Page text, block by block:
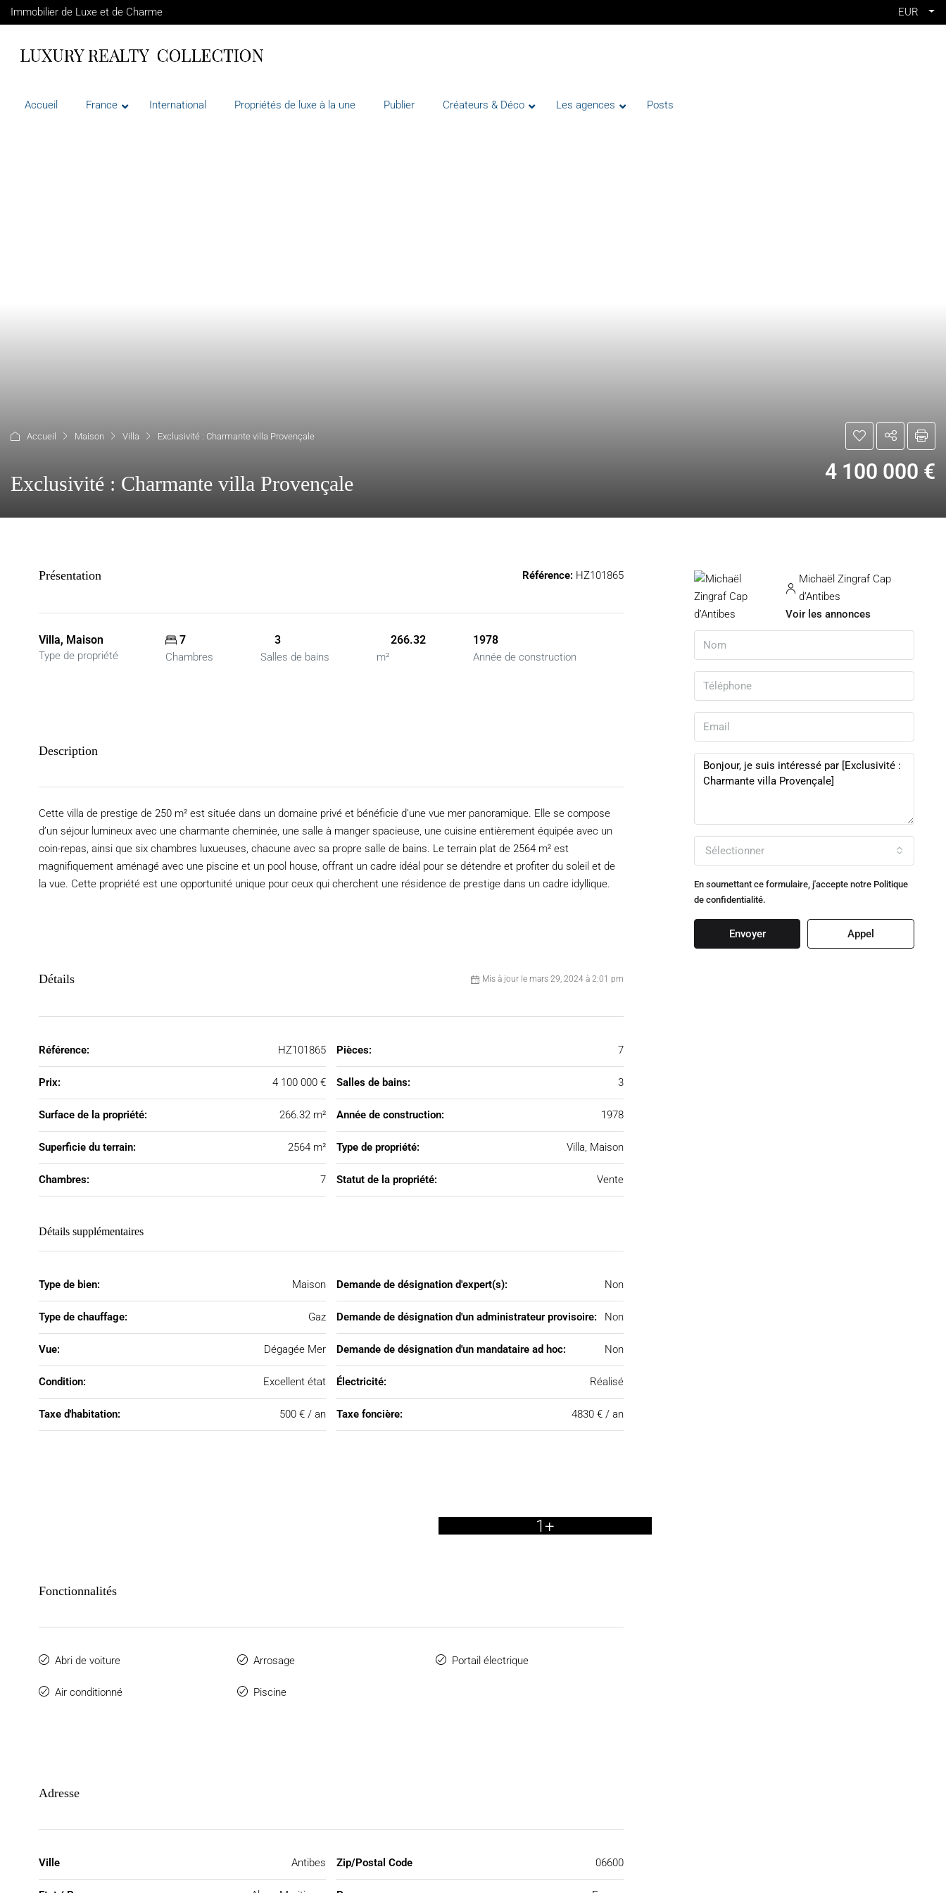
Immobilier de Luxe et de Charme EUR
Accueil France International Propriétés de luxe à la une Publier Créateurs & Déco Les agences Posts
Accueil Maison Villa Exclusivité : Charmante villa Provençale
Exclusivité : Charmante villa Provençale 4 100 000 €
Présentation Référence: HZ101865
Villa, Maison
Type de propriété
7
Chambres
3
Salles de bains
266.32
m²
1978
Année de construction
Description
Cette villa de prestige de 250 m² est située dans un domaine privé et bénéficie d’une vue mer panoramique. Elle se compose
d’un séjour lumineux avec une charmante cheminée, une salle à manger spacieuse, une cuisine entièrement équipée avec un
coin-repas, ainsi que six chambres luxueuses, chacune avec sa propre salle de bains. Le terrain plat de 2564 m² est
magnifiquement aménagé avec une piscine et un pool house, offrant un cadre idéal pour se détendre et profiter du soleil et de
la vue. Cette propriété est une opportunité unique pour ceux qui cherchent une résidence de prestige dans un cadre idyllique.
Détails Mis à jour le mars 29, 2024 à 2:01 pm
Référence: HZ101865
Prix: 4 100 000 €
Surface de la propriété: 266.32 m²
Superficie du terrain: 2564 m²
Chambres: 7
Pièces: 7
Salles de bains: 3
Année de construction: 1978
Type de propriété: Villa, Maison
Statut de la propriété: Vente
Détails supplémentaires
Type de bien: Maison
Type de chauffage: Gaz
Vue: Dégagée Mer
Condition: Excellent état
Taxe d'habitation: 500 € / an
Demande de désignation d'expert(s): Non
Demande de désignation d'un administrateur provisoire: Non
Demande de désignation d'un mandataire ad hoc: Non
Électricité: Réalisé
Taxe foncière: 4830 € / an
1+
Fonctionnalités
Abri de voiture
Air conditionné
Arrosage
Piscine
Portail électrique
Adresse
Ville Antibes Zip/Postal Code 06600
Michaël Zingraf Cap
d’Antibes
Voir les annonces
Sélectionner
En soumettant ce formulaire, j'accepte notre Politique
de confidentialité.
Envoyer Appel